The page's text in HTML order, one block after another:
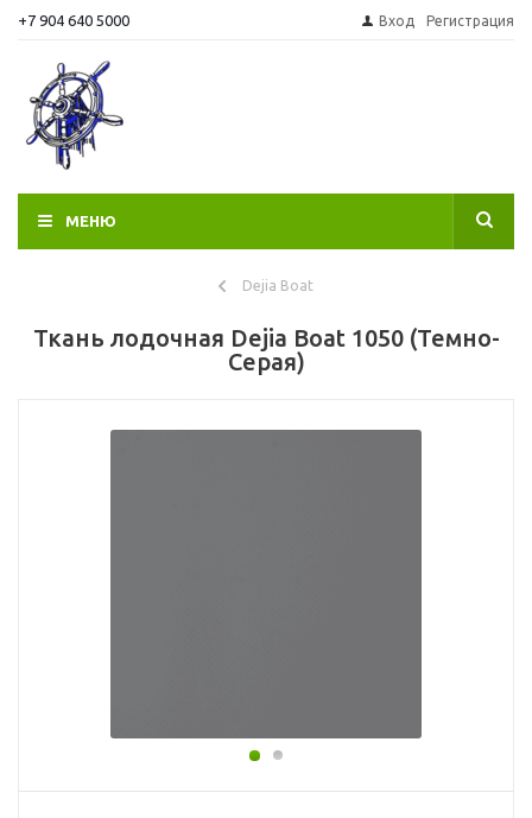
+7 904 640 5000 Вход Регистрация
МЕНЮ
Dejia Boat
Ткань лодочная Dejia Boat 1050 (Темно-
Серая)